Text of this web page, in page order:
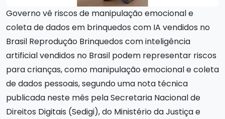
Governo vê riscos de manipulação emocional e
coleta de dados em brinquedos com IA vendidos no
Brasil Reprodução Brinquedos com inteligência
artificial vendidos no Brasil podem representar riscos
para crianças, como manipulação emocional e coleta
de dados pessoais, segundo uma nota técnica
publicada neste mês pela Secretaria Nacional de
Direitos Digitais (Sedigi), do Ministério da Justiça e